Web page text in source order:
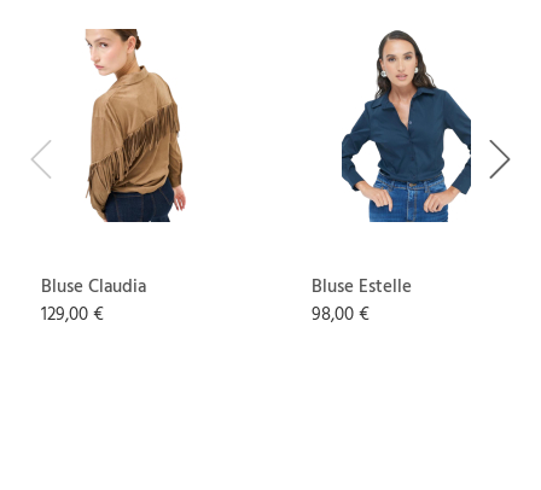
Previous
Bluse Claudia
129,00 €
Bluse Estelle
98,00 €
Next